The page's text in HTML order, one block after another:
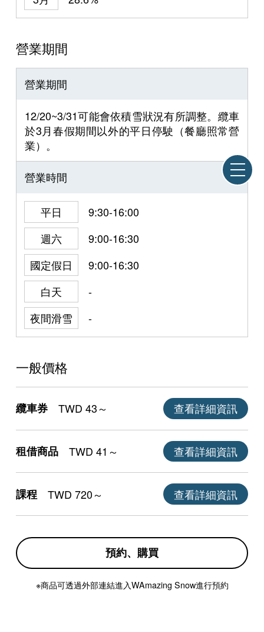
營業期間
營業期間
12/20~3/31可能會依積雪狀況有所調整。纜車
於3月春假期間以外的平日停駛（餐廳照常營
業）。
營業時間
平日
9:30-16:00
週六
9:00-16:30
國定假日
9:00-16:30
白天
-
夜間滑雪
-
一般價格
纜車券 TWD 43～ 查看詳細資訊
租借商品 TWD 41～ 查看詳細資訊
課程 TWD 720～ 查看詳細資訊
預約、購買
※商品可透過外部連結進入WAmazing Snow進行預約